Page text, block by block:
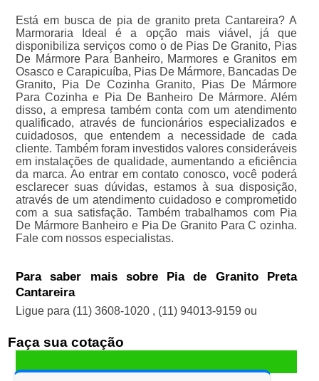
Está em busca de pia de granito preta Cantareira? A
Marmoraria Ideal é a opção mais viável, já que
disponibiliza serviços como o de Pias De Granito, Pias
De Mármore Para Banheiro, Marmores e Granitos em
Osasco e Carapicuíba, Pias De Mármore, Bancadas De
Granito, Pia De Cozinha Granito, Pias De Mármore
Para Cozinha e Pia De Banheiro De Mármore. Além
disso, a empresa também conta com um atendimento
qualificado, através de funcionários especializados e
cuidadosos, que entendem a necessidade de cada
cliente. Também foram investidos valores consideráveis
em instalações de qualidade, aumentando a eficiência
da marca. Ao entrar em contato conosco, você poderá
esclarecer suas dúvidas, estamos à sua disposição,
através de um atendimento cuidadoso e comprometido
com a sua satisfação. Também trabalhamos com Pia
De Mármore Banheiro e Pia De Granito Para C ozinha.
Fale com nossos especialistas.
Para saber mais sobre Pia de Granito Preta
Cantareira
Ligue para (11) 3608-1020 , (11) 94013-9159 ou
Faça sua cotação